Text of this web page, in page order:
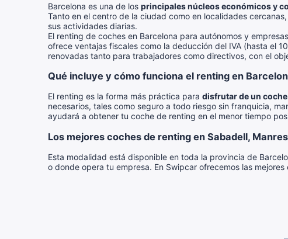
Barcelona es una de los principales núcleos económicos y
Tanto en el centro de la ciudad como en localidades
sus actividades diarias.
El renting de coches en Barcelona para autónomos y
ofrece ventajas fiscales como la deducción del IVA (hasta el
renovadas tanto para trabajadores como directivos, con el
Qué incluye y cómo funciona el renting en
El renting es la forma más práctica para disfrutar de un
necesarios, tales como seguro a todo riesgo sin franquicia,
ayudará a obtener tu coche de renting en el menor tiempo
Los mejores coches de renting en Sabadell,
Esta modalidad está disponible en toda la provincia de
o donde opera tu empresa. En Swipcar ofrecemos las